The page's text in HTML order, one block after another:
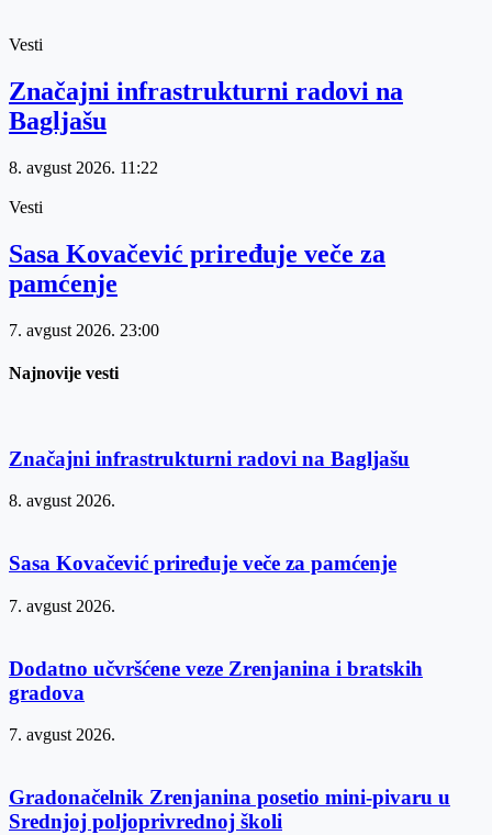
Vesti
Značajni infrastrukturni radovi na
Bagljašu
8. avgust 2026. 11:22
Vesti
Sasa Kovačević priređuje veče za
pamćenje
7. avgust 2026. 23:00
Najnovije vesti
Značajni infrastrukturni radovi na Bagljašu
8. avgust 2026.
Sasa Kovačević priređuje veče za pamćenje
7. avgust 2026.
Dodatno učvršćene veze Zrenjanina i bratskih
gradova
7. avgust 2026.
Gradonačelnik Zrenjanina posetio mini-pivaru u
Srednjoj poljoprivrednoj školi